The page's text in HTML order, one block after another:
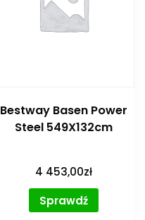
Bestway Basen Power
Steel 549X132cm
4 453,00zł
Sprawdź